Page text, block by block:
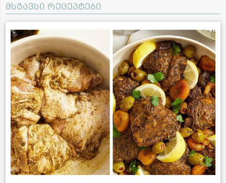
მსგავსი რეცეპტები